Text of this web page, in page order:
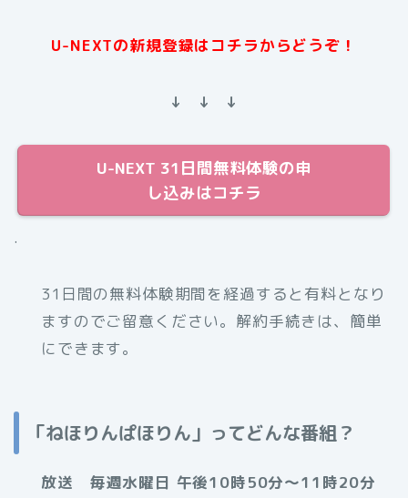
U-NEXTの新規登録はコチラからどうぞ！
↓ ↓ ↓
U-NEXT 31日間無料体験の申
し込みはコチラ
.
31日間の無料体験期間を経過すると有料となり
ますのでご留意ください。解約手続きは、簡単
にできます。
「ねほりんぱほりん」ってどんな番組？
放送 毎週水曜日 午後10時50分～11時20分